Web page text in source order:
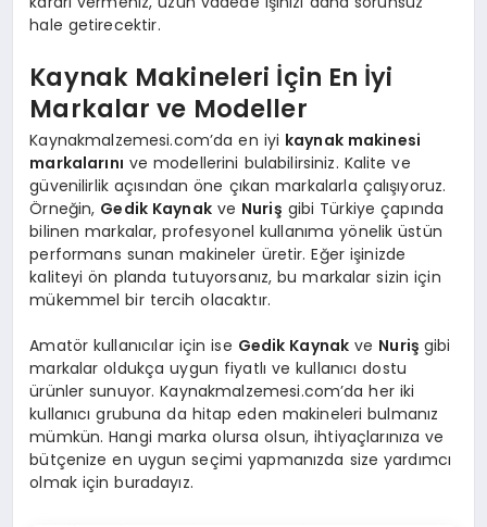
hale getirecektir.
Kaynak Makineleri İçin En İyi
Markalar ve Modeller
Kaynakmalzemesi.com’da en iyi kaynak makinesi
markalarını ve modellerini bulabilirsiniz. Kalite ve
güvenilirlik açısından öne çıkan markalarla çalışıyoruz.
Örneğin, Gedik Kaynakve Nuriş gibi Türkiye çapında
bilinen markalar, profesyonel kullanıma yönelik üstün
performans sunan makineler üretir. Eğer işinizde
kaliteyi ön planda tutuyorsanız, bu markalar sizin için
mükemmel bir tercih olacaktır.
Amatör kullanıcılar için ise Gedik Kaynak ve Nuriş gibi
markalar oldukça uygun fiyatlı ve kullanıcı dostu
ürünler sunuyor. Kaynakmalzemesi.com’da her iki
kullanıcı grubuna da hitap eden makineleri bulmanız
mümkün. Hangi marka olursa olsun, ihtiyaçlarınıza ve
bütçenize en uygun seçimi yapmanızda size yardımcı
olmak için buradayız.